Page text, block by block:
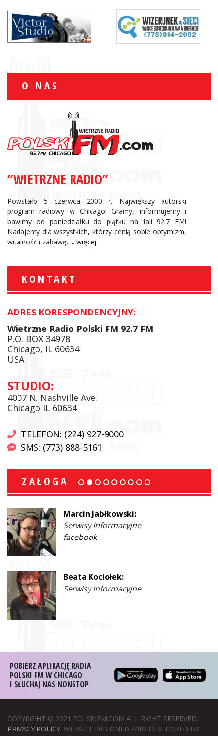
O NAS
“WIETRZNE RADIO”
Powstało 5 czerwca 2000 r. Największy autorski
program radiowy w Chicago! Gramy, informujemy i
bawimy od poniedziałku do piątku na fali 92.7 FM!
Nadajemy dla wszystkich, którzy cenią sobie optymizm,
witalność i zabawę. ... więcej
KONTAKT
ADRES KORESPONDENCYJNY:
Wietrzne Radio Polski FM 92.7 FM
P.O. BOX 34978
Chicago, IL 60634
USA
STUDIO:
4007 N. Nashville Ave.
Chicago IL 60634
TELEFON: (224) 927-9000
SMS: (773) 888-5161
ZAŁOGA
Marcin Jabłkowski:
Serwisy Informacyjne
facebook
Beata Kociołek:
Serwisy informacyjne
POBIERZ APLIKACJĘ RADIA
POLSKI FM W CHICAGO
I SŁUCHAJ NAS NONSTOP
COPYRGIHT © 2021 POLSKIFM.COM ALL RIGHT RESERVED.
PRIVACY POLICY. WEBSITE DESIGNED AND DEVELOPED BY
WIZERUNEK W SIECI.